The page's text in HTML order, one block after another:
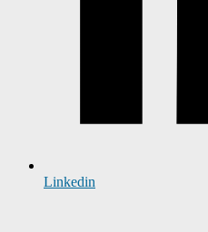
Linkedin